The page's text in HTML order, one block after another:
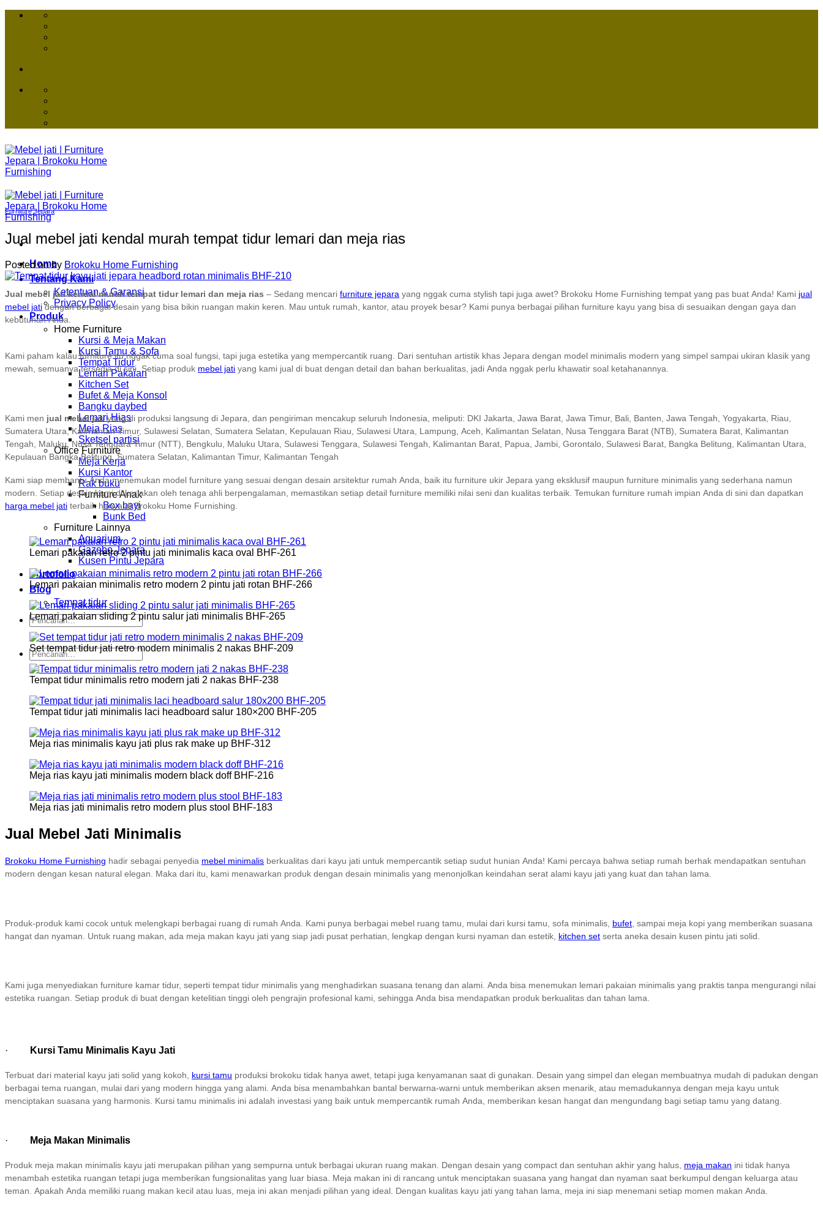
Skip
Home
Tentang Kami
Ketentuan & Garansi
Privacy Policy
Produk
Home Furniture
Kursi & Meja Makan
Kursi Tamu & Sofa
Tempat Tidur
Lemari Pakaian
Kitchen Set
Bufet & Meja Konsol
Bangku daybed
Lemari Hias
Meja Rias
Sketsel partisi
Office Furniture
Meja Kerja
Kursi Kantor
Rak buku
Furniture Anak
Box bayi
Bunk Bed
Furniture Lainnya
Aquarium
Gazebo Jepara
Kusen Pintu Jepara
Portofolio
Blog
Tempat tidur
Pencarian
untuk:
Pencarian
untuk:
Furniture Jepara
Jual mebel jati kendal murah tempat tidur lemari dan meja rias
Posted onby Brokoku Home Furnishing
Jual mebel jati kendal murah tempat tidur lemari dan meja rias – Sedang mencari furniture jepara yang nggak cuma stylish tapi juga awet? Brokoku Home Furnishing tempat yang pas buat Anda! Kami jual
mebel jatidengan berbagai desain yang bisa bikin ruangan makin keren. Mau untuk rumah, kantor, atau proyek besar? Kami punya berbagai pilihan furniture kayu yang bisa di sesuaikan dengan gaya dan
kebutuhan Anda.
Kami paham kalau furniture itu nggak cuma soal fungsi, tapi juga estetika yang mempercantik ruang. Dari sentuhan artistik khas Jepara dengan model minimalis modern yang simpel sampai ukiran klasik yang
mewah, semuanya tersedia di sini. Setiap produk mebel jati yang kami jual di buat dengan detail dan bahan berkualitas, jadi Anda nggak perlu khawatir soal ketahanannya.
Kami men jual mebel jatiyang di produksi langsung di Jepara, dan pengiriman mencakup seluruh Indonesia, meliputi: DKI Jakarta, Jawa Barat, Jawa Timur, Bali, Banten, Jawa Tengah, Yogyakarta, Riau,
Sumatera Utara, Kalimantan Timur, Sulawesi Selatan, Sumatera Selatan, Kepulauan Riau, Sulawesi Utara, Lampung, Aceh, Kalimantan Selatan, Nusa Tenggara Barat (NTB), Sumatera Barat, Kalimantan
Tengah, Maluku, Nusa Tenggara Timur (NTT), Bengkulu, Maluku Utara, Sulawesi Tenggara, Sulawesi Tengah, Kalimantan Barat, Papua, Jambi, Gorontalo, Sulawesi Barat, Bangka Belitung, Kalimantan Utara,
Kepulauan Bangka Belitung, Sumatera Selatan, Kalimantan Timur, Kalimantan Tengah
Kami siap membantu Anda menemukan model furniture yang sesuai dengan desain arsitektur rumah Anda, baik itu furniture ukir Jepara yang eksklusif maupun furniture minimalis yang sederhana namun
modern. Setiap desain kami di kerjakan oleh tenaga ahli berpengalaman, memastikan setiap detail furniture memiliki nilai seni dan kualitas terbaik. Temukan furniture rumah impian Anda di sini dan dapatkan
harga mebel jati terbaik hanya di Brokoku Home Furnishing.
Lemari pakaian retro 2 pintu jati minimalis kaca oval BHF-261
Lemari pakaian minimalis retro modern 2 pintu jati rotan BHF-266
Lemari pakaian sliding 2 pintu salur jati minimalis BHF-265
Set tempat tidur jati retro modern minimalis 2 nakas BHF-209
Tempat tidur minimalis retro modern jati 2 nakas BHF-238
Tempat tidur jati minimalis laci headboard salur 180×200 BHF-205
Meja rias minimalis kayu jati plus rak make up BHF-312
Meja rias kayu jati minimalis modern black doff BHF-216
Meja rias jati minimalis retro modern plus stool BHF-183
Jual Mebel Jati Minimalis
Brokoku Home Furnishing hadir sebagai penyedia mebel minimalis berkualitas dari kayu jati untuk mempercantik setiap sudut hunian Anda! Kami percaya bahwa setiap rumah berhak mendapatkan sentuhan
modern dengan kesan natural elegan. Maka dari itu, kami menawarkan produk dengan desain minimalis yang menonjolkan keindahan serat alami kayu jati yang kuat dan tahan lama.
Produk-produk kami cocok untuk melengkapi berbagai ruang di rumah Anda. Kami punya berbagai mebel ruang tamu, mulai dari kursi tamu, sofa minimalis, bufet , sampai meja kopi yang memberikan suasana
hangat dan nyaman. Untuk ruang makan, ada meja makan kayu jati yang siap jadi pusat perhatian, lengkap dengan kursi nyaman dan estetik, kitchen set serta aneka desain kusen pintu jati solid.
Kami juga menyediakan furniture kamar tidur, seperti tempat tidur minimalis yang menghadirkan suasana tenang dan alami. Anda bisa menemukan lemari pakaian minimalis yang praktis tanpa mengurangi nilai
estetika ruangan. Setiap produk di buat dengan ketelitian tinggi oleh pengrajin profesional kami, sehingga Anda bisa mendapatkan produk berkualitas dan tahan lama.
· Kursi Tamu Minimalis Kayu Jati
Terbuat dari material kayu jati solid yang kokoh, kursi tamu produksi brokoku tidak hanya awet, tetapi juga kenyamanan saat di gunakan. Desain yang simpel dan elegan membuatnya mudah di padukan dengan
berbagai tema ruangan, mulai dari yang modern hingga yang alami. Anda bisa menambahkan bantal berwarna-warni untuk memberikan aksen menarik, atau memadukannya dengan meja kayu untuk
menciptakan suasana yang harmonis. Kursi tamu minimalis ini adalah investasi yang baik untuk mempercantik rumah Anda, memberikan kesan hangat dan mengundang bagi setiap tamu yang datang.
· Meja Makan Minimalis
Produk meja makan minimalis kayu jati merupakan pilihan yang sempurna untuk berbagai ukuran ruang makan. Dengan desain yang compact dan sentuhan akhir yang halus, meja makan ini tidak hanya
menambah estetika ruangan tetapi juga memberikan fungsionalitas yang luar biasa. Meja makan ini di rancang untuk menciptakan suasana yang hangat dan nyaman saat berkumpul dengan keluarga atau
teman. Apakah Anda memiliki ruang makan kecil atau luas, meja ini akan menjadi pilihan yang ideal. Dengan kualitas kayu jati yang tahan lama, meja ini siap menemani setiap momen makan Anda.